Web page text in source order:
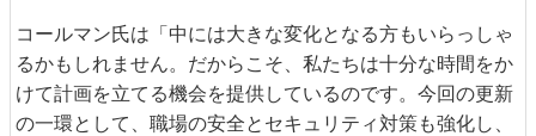
コールマン氏は「中には大きな変化となる方もいらっしゃ
るかもしれません。だからこそ、私たちは十分な時間をか
けて計画を立てる機会を提供しているのです。今回の更新
の一環として、職場の安全とセキュリティ対策も強化し、